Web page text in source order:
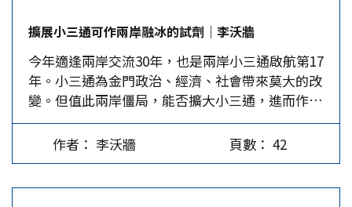
合夥建設發展協會理事長、長風文教基金會執行
長。 問：您曾擔任交通部政務次長、部長，最引
以為傲的建設為何？…
他將在明年2月25日，第四個任期屆滿時退休。這
段期間，彭淮南歷經李登輝、陳水扁、馬英九和蔡
英文四位總統，以及14位不同的行政院長，是中華
民國史上任期最長的央行總裁。在他的前任中，任
期第二長的是俞國華，當過14年又339天的央行總
裁。 就職務上的表現，彭淮南相當受到肯定。他
在2000年第一次獲得美國《全球金融雜誌》的A級
評等，然後，從2005年到2017年，連續獲得13次
擴展小三通可作兩岸融冰的試劑｜李沃牆
今年適逢兩岸交流30年，也是兩岸小三通啟航第17
年。小三通為金門政治、經濟、社會帶來莫大的改
變。但值此兩岸僵局，能否擴大小三通，進而作為
兩岸融冰的試劑，值得深思。 今年適逢兩岸交流
30年，也是自2001年1月1日起實施小三通後第17
年。小三通的確對金門政治、經濟、社會產生明顯
作者： 李沃牆 頁數： 42